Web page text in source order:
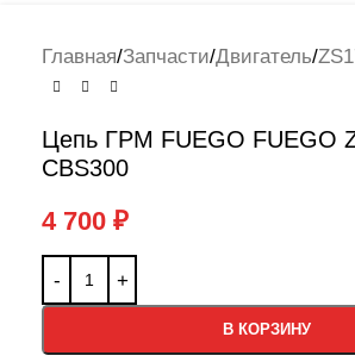
Главная/Запчасти/Двигатель/
Цепь ГРМ FUEGO FUEGO
CBS300
4 700 ₽
В КОРЗИНУ